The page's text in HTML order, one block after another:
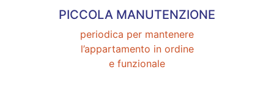
PICCOLA MANUTENZIONE
periodica per mantenere
l’appartamento in ordine
e funzionale